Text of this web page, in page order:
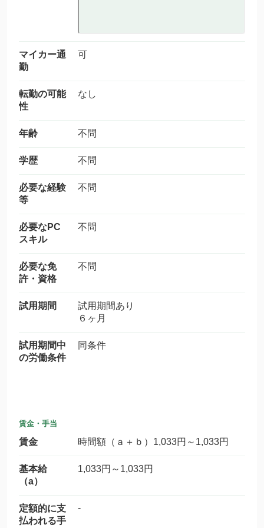
マイカー通
勤
可
転勤の可能
性
なし
年齢 不問
学歴 不問
必要な経験
等
不問
必要なPC
スキル
不問
必要な免
許・資格
不問
試用期間
試用期間あり
６ヶ月
試用期間中
の労働条件
同条件
賃金・手当
賃金 時間額（ａ＋ｂ）1,033円～1,033円
基本給
（a）
1,033円～1,033円
定額的に支
払われる手
-